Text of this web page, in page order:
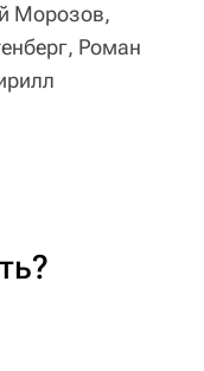
Морозов,
Роман